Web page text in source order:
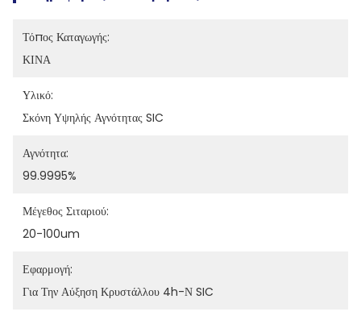
Τόπος Καταγωγής:
ΚΙΝΑ
Υλικό:
Σκόνη Υψηλής Αγνότητας SIC
Αγνότητα:
99.9995%
Μέγεθος Σιταριού:
20-100um
Εφαρμογή:
Για Την Αύξηση Κρυστάλλου 4h-Ν SIC